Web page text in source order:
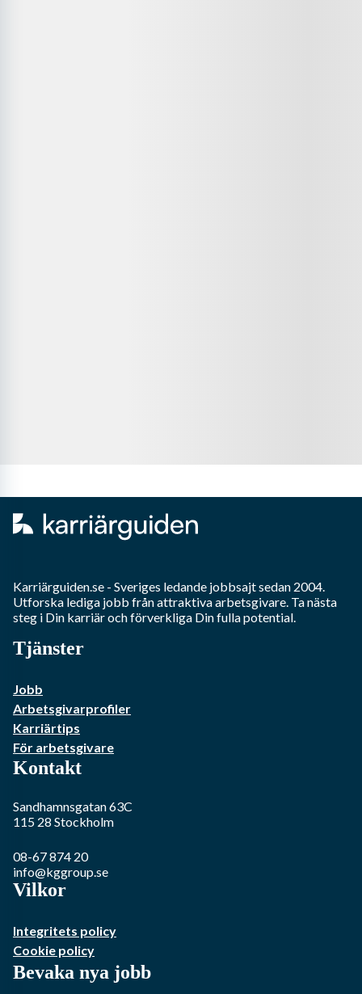
Karriärguiden.se - Sveriges ledande jobbsajt sedan 2004.
Utforska lediga jobb från attraktiva arbetsgivare. Ta nästa
steg i Din karriär och förverkliga Din fulla potential.
Tjänster
Jobb
Arbetsgivarprofiler
Karriärtips
För arbetsgivare
Kontakt
Sandhamnsgatan 63C
115 28 Stockholm
08-67 874 20
info@kggroup.se
Vilkor
Integritets policy
Cookie policy
Bevaka nya jobb